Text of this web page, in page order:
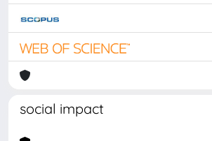
social impact